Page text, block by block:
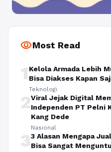
visibilityMost Read
1 Kelola Armada Lebih
Bisa Diakses Kapan
Teknologi
2Viral Jejak Digital
Independen PT Pelni
Kang Dede
Nasional
33 Alasan Mengapa
Bisa Sangat